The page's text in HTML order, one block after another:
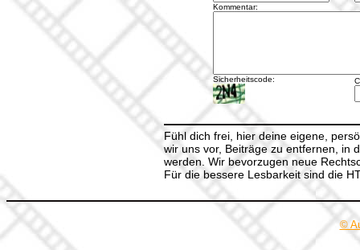
Kommentar:
Sicherheitscode:
Fühl dich frei, hier deine eigene,
wir uns vor, Beiträge zu entfernen, in
werden. Wir bevorzugen neue
Für die bessere Lesbarkeit sind die
©